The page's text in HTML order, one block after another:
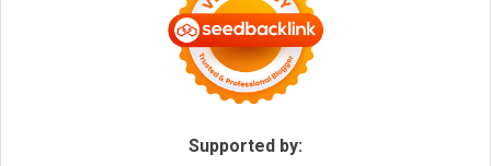
Supported by: